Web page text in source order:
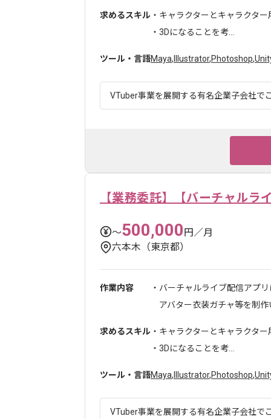
求めるスキル ・キャラクターとキャラクタ
・3Dになることを考...
ツール・言語Maya, Illustrator,Photoshop,
VTuber事業を展開する有名企業子会社で
【業務委託】【バーチャル
〜500,000円／月
六本木（東京都）
作業内容
・バーチャルライブ配信アプ
アバター衣装ガチャ等を制作
求めるスキル ・キャラクターとキャラクタ
・3Dになることを考...
ツール・言語Maya, Illustrator,Photoshop,
VTuber事業を展開する有名企業子会社で